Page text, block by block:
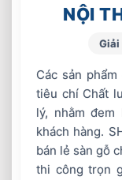
NỘI
Giải
Các sản
tiêu chí Chất
lý, nhằm
khách hàng.
bán lẻ sàn gỗ
thi công trọn